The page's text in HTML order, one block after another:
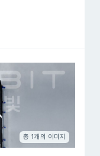
총 1개의 이미지